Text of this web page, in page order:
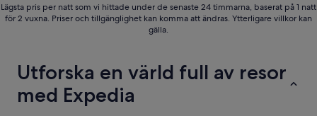
Lägsta pris per natt som vi hittade under de senaste 24 timmarna, baserat på 1 natt
för 2 vuxna. Priser och tillgänglighet kan komma att ändras. Ytterligare villkor kan
gälla.
Utforska en värld full av resor
med Expedia